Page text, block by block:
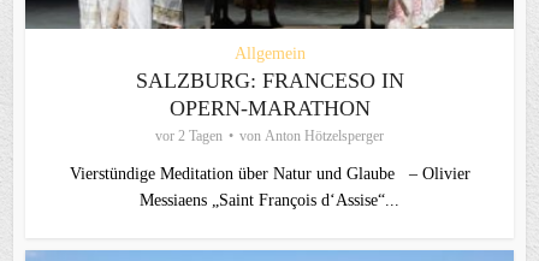
Allgemein
SALZBURG: FRANCESO IN
OPERN-MARATHON
vor 2 Tagen von Anton Hötzelsperger
Vierstündige Meditation über Natur und Glaube – Olivier
Messiaens „Saint François d‘Assise“...